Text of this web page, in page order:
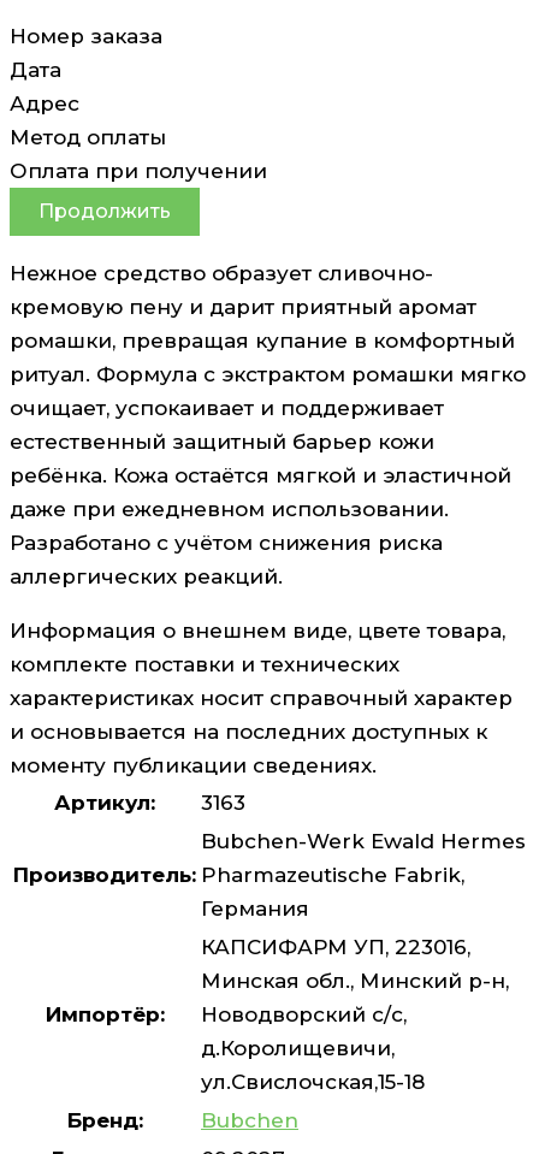
Номер заказа
Дата
Адрес
Метод оплаты
Оплата при получении
Продолжить
Нежное средство образует сливочно-
кремовую пену и дарит приятный аромат
ромашки, превращая купание в комфортный
ритуал. Формула с экстрактом ромашки мягко
очищает, успокаивает и поддерживает
естественный защитный барьер кожи
ребёнка. Кожа остаётся мягкой и эластичной
даже при ежедневном использовании.
Разработано с учётом снижения риска
аллергических реакций.
Информация о внешнем виде, цвете товара,
комплекте поставки и технических
характеристиках носит справочный характер
и основывается на последних доступных к
моменту публикации сведениях.
Артикул:
3163
Производитель:
Bubchen-Werk Ewald Hermes
Pharmazeutische Fabrik,
Германия
Импортёр:
КАПСИФАРМ УП, 223016,
Минская обл., Минский р-н,
Новодворский с/с,
д.Королищевичи,
ул.Свислочская,15-18
Бренд:
Bubchen